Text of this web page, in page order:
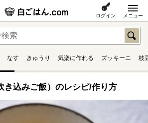
ログイン メニュー
なす きゅうり 気楽に作れる ズッキーニ 枝
き込みご飯）のレシピ/作り方